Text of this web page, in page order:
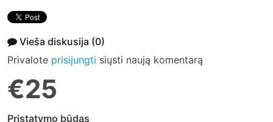
Vieša diskusija (0)
Privalote prisijungti siųsti naują komentarą
€25
Pristatymo būdas